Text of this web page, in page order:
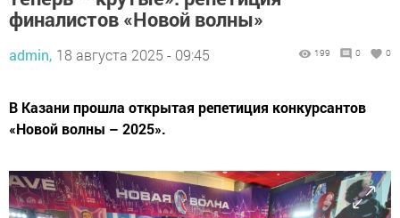
финалистов «Новой волны»
admin, 18 августа 2025 - 09:45 199 0 0
В Казани прошла открытая репетиция конкурсантов
«Новой волны – 2025».